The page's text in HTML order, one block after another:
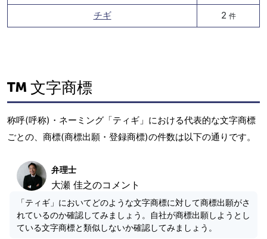
チギ 2 件
文字商標
称呼(呼称)・ネーミング「ティギ」における代表的な文字商標
ごとの、商標(商標出願・登録商標)の件数は以下の通りです。
弁理士
大瀬 佳之のコメント
「ティギ」においてどのような文字商標に対して商標出願がさ
れているのか確認してみましょう。自社が商標出願しようとし
ている文字商標と類似しないか確認してみましょう。